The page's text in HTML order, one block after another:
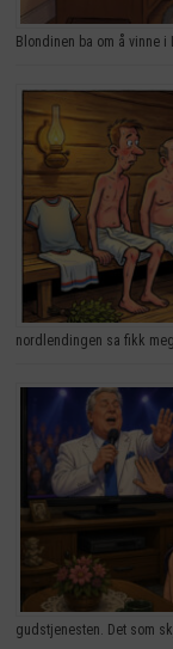
Blondinen ba om å vinne
nordlendingen sa fikk
gudstjenesten. Det som